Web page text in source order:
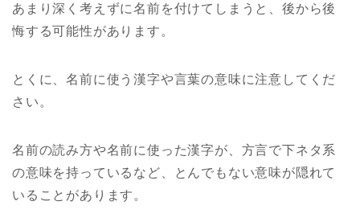
あまり深く考えずに名前を付けてしまうと、後から後
悔する可能性があります。
とくに、名前に使う漢字や言葉の意味に注意してくだ
さい。
名前の読み方や名前に使った漢字が、方言で下ネタ系
の意味を持っているなど、とんでもない意味が隠れて
いることがあります。